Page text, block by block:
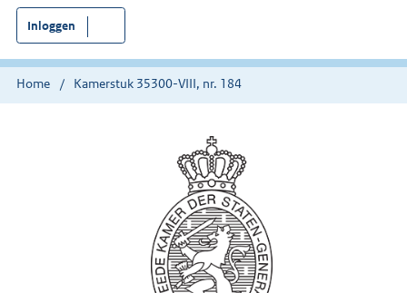
bent
nu
hier:
Inloggen
Home Kamerstuk 35300-VIII, nr. 184